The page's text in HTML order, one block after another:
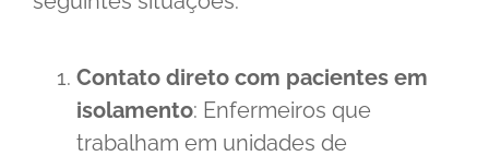
Contato direto com pacientes em
isolamento: Enfermeiros que
trabalham em unidades de